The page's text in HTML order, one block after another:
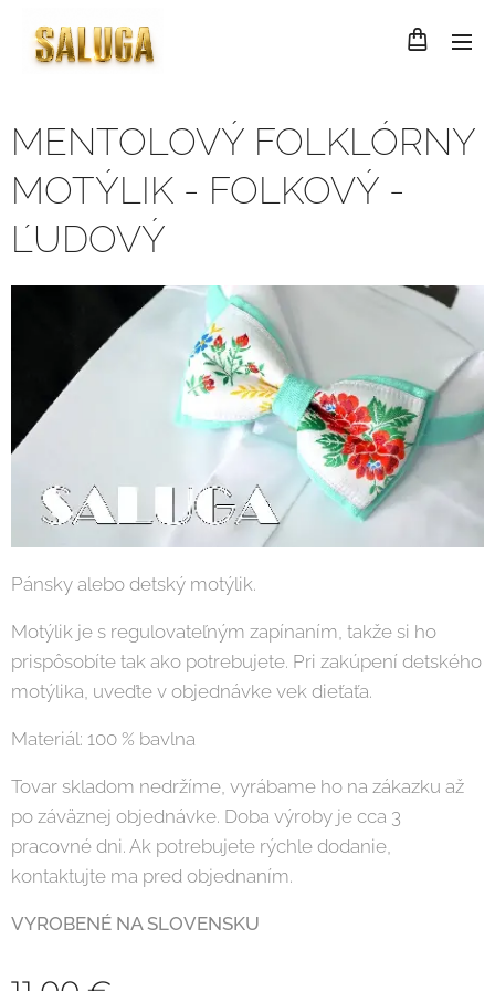
MENTOLOVÝ FOLKLÓRNY
MOTÝLIK - FOLKOVÝ -
ĽUDOVÝ
Pánsky alebo detský motýlik.
Motýlik je s regulovateľným zapínaním, takže si ho
prispôsobíte tak ako potrebujete. Pri zakúpení detského
motýlika, uveďte v objednávke vek dieťaťa.
Materiál: 100 % bavlna
Tovar skladom nedržíme, vyrábame ho na zákazku až
po záväznej objednávke. Doba výroby je cca 3
pracovné dni. Ak potrebujete rýchle dodanie,
kontaktujte ma pred objednaním.
VYROBENÉ NA SLOVENSKU